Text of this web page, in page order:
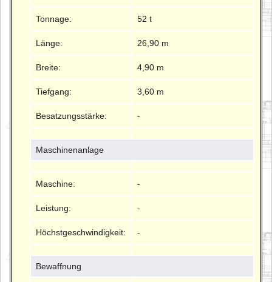
Tonnage: 52 t
Länge: 26,90 m
Breite: 4,90 m
Tiefgang: 3,60 m
Besatzungsstärke: -
Maschinenanlage
Maschine: -
Leistung: -
Höchstgeschwindigkeit: -
Bewaffnung